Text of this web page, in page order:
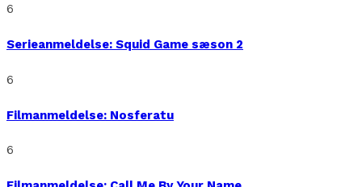
6
Serieanmeldelse: Squid Game sæson 2
6
Filmanmeldelse: Nosferatu
6